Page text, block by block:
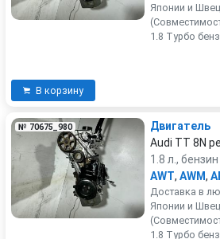
Японии и
1.8 Турбо
В корзину
№ 70675_980
Двигатель
Audi TT 8N
1.8 л., бензин
AWT, AWM,
Доставка в
Японии и
1.8 Турбо